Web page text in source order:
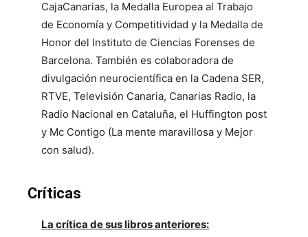
CajaCanarias, la Medalla Europea al Trabajo
de Economía y Competitividad y la Medalla de
Honor del Instituto de Ciencias Forenses de
Barcelona. También es colaboradora de
divulgación neurocientífica en la Cadena SER,
RTVE, Televisión Canaria, Canarias Radio, la
Radio Nacional en Cataluña, el Huffington post
y Mc Contigo (La mente maravillosa y Mejor
con salud).
Críticas
La crítica de sus libros anteriores: